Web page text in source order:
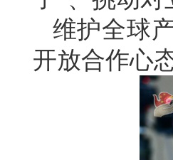
维护全球
开放合作心